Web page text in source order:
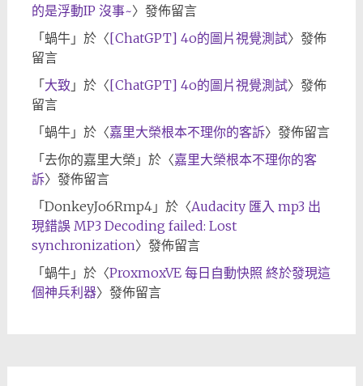
的是浮動IP 沒事~〉發佈留言
「蝸牛」於〈[ChatGPT] 4o的圖片視覺測試〉發佈
留言
「大致 」於〈[ChatGPT] 4o的圖片視覺測試〉發佈
留言
「蝸牛」於〈嘉里大榮根本不理你的客訴〉發佈留言
「去你的嘉里大榮 」於〈嘉里大榮根本不理你的客
訴〉發佈留言
「DonkeyJo6Rmp4」於〈Audacity 匯入 mp3 出
現錯誤 MP3 Decoding failed: Lost
synchronization〉發佈留言
「蝸牛」於〈ProxmoxVE 每日自動快照 終於發現這
個神兵利器〉發佈留言